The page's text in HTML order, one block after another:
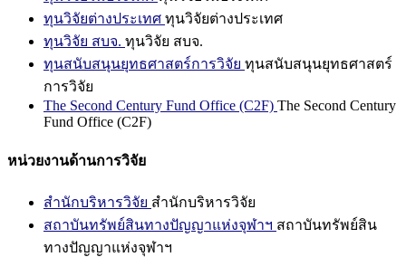
ทุนวิจัยต่างประเทศ ทุนวิจัยต่างประเทศ
ทุนวิจัย สบจ. ทุนวิจัย สบจ.
ทุนสนับสนุนยุทธศาสตร์การวิจัย ทุนสนับสนุนยุทธศาสตร์
การวิจัย
The Second Century Fund Office (C2F) The Second Century
Fund Office (C2F)
หน่วยงานด้านการวิจัย
สำนักบริหารวิจัย สำนักบริหารวิจัย
สถาบันทรัพย์สินทางปัญญาแห่งจุฬาฯ สถาบันทรัพย์สิน
ทางปัญญาแห่งจุฬาฯ